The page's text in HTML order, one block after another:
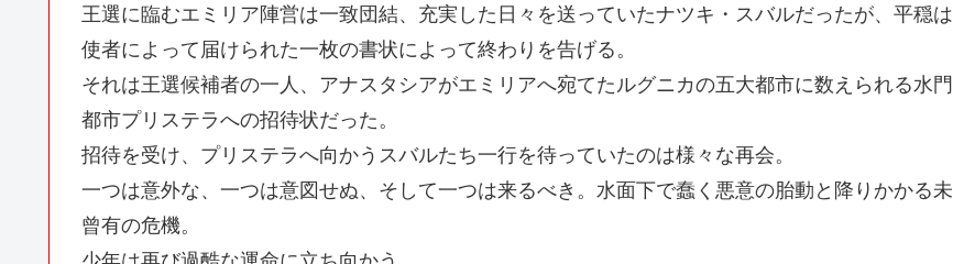
王選に臨むエミリア陣営は一致団結、充実した日々を送っていたナツキ・スバルだったが、平穏は
使者によって届けられた一枚の書状によって終わりを告げる。
それは王選候補者の一人、アナスタシアがエミリアへ宛てたルグニカの五大都市に数えられる水門
都市プリステラへの招待状だった。
招待を受け、プリステラへ向かうスバルたち一行を待っていたのは様々な再会。
一つは意外な、一つは意図せぬ、そして一つは来るべき。水面下で蠢く悪意の胎動と降りかかる未
曾有の危機。